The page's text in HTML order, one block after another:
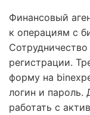
Финансовый
к операциям с
регистрации.
форму на
логин и пароль.
работать с